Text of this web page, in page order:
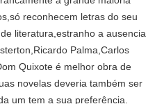
reconhecem letras do seu
literatura,estranho a ausencia
Palma,Carlos
Quixote é melhor obra de
novelas deveria também ser
um tem a sua preferência.